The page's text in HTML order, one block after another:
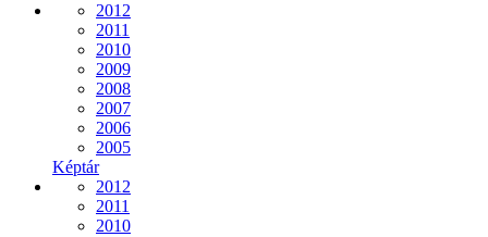
2012
2011
2010
2009
2008
2007
2006
2005
Képtár
2012
2011
2010